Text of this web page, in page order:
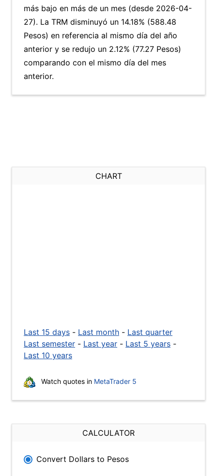
más bajo en más de un mes (desde 2026-04-
27). La TRM disminuyó un 14.18% (588.48
Pesos) en referencia al mismo día del año
anterior y se redujo un 2.12% (77.27 Pesos)
comparando con el mismo día del mes
anterior.
CHART
Last 15 days - Last month - Last quarter
Last semester - Last year - Last 5 years -
Last 10 years
Watch quotes in MetaTrader 5
CALCULATOR
Convert Dollars to Pesos